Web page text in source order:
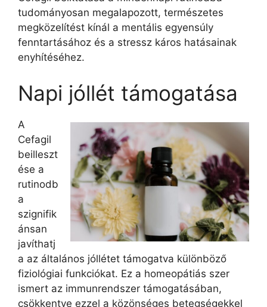
tudományosan megalapozott, természetes
megközelítést kínál a mentális egyensúly
fenntartásához és a stressz káros hatásainak
enyhítéséhez.
Napi jóllét támogatása
A
Cefagil
beilleszt
ése a
rutinodb
a
szignifik
ánsan
javíthatj
a az általános jóllétet támogatva különböző
fiziológiai funkciókat. Ez a homeopátiás szer
ismert az immunrendszer támogatásában,
csökkentve ezzel a közönséges betegségekkel